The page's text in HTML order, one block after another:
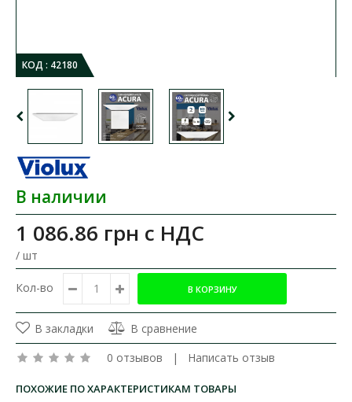
КОД : 42180
В наличии
1 086.86 грн с НДС
/ шт
Кол-во
В закладки
В сравнение
0 отзывов | Написать отзыв
ПОХОЖИЕ ПО ХАРАКТЕРИСТИКАМ ТОВАРЫ